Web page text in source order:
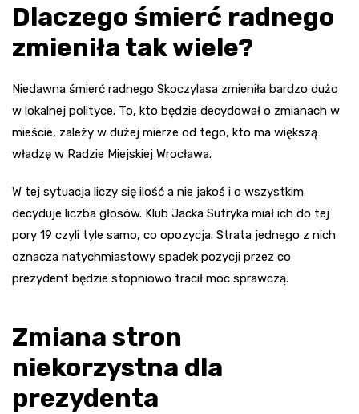
Dlaczego śmierć radnego
zmieniła tak wiele?
Niedawna śmierć radnego Skoczylasa zmieniła bardzo dużo
w lokalnej polityce. To, kto będzie decydował o zmianach w
mieście, zależy w dużej mierze od tego, kto ma większą
władzę w Radzie Miejskiej Wrocława.
W tej sytuacja liczy się ilość a nie jakoś i o wszystkim
decyduje liczba głosów. Klub Jacka Sutryka miał ich do tej
pory 19 czyli tyle samo, co opozycja. Strata jednego z nich
oznacza natychmiastowy spadek pozycji przez co
prezydent będzie stopniowo tracił moc sprawczą.
Zmiana stron
niekorzystna dla
prezydenta